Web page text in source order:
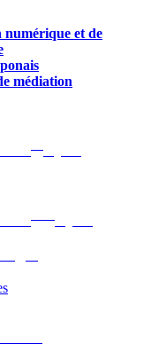
et de
médiation